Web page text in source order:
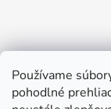
Používame
pohodlné
Kontakt